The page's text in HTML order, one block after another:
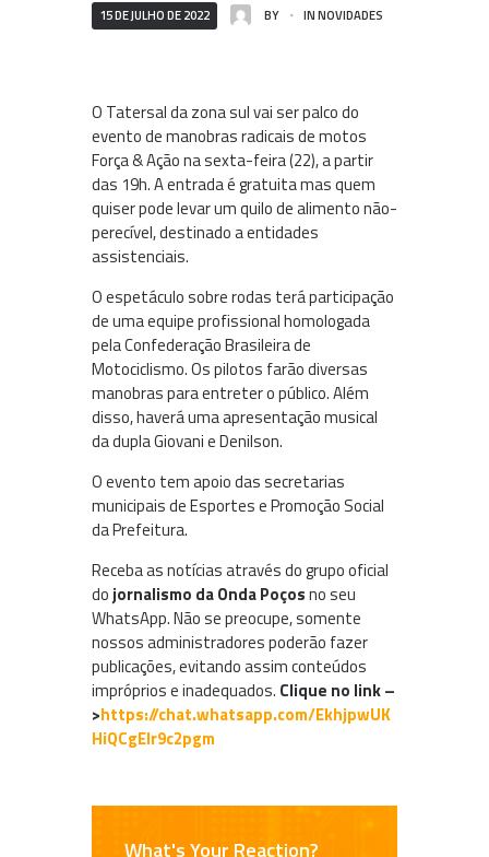
15 DE JULHO DE 2022 BY INNOVIDADES
O Tatersal da zona sul vai ser palco do
evento de manobras radicais de motos
Força & Ação na sexta-feira (22), a partir
das 19h. A entrada é gratuita mas quem
quiser pode levar um quilo de alimento não-
perecível, destinado a entidades
assistenciais.
O espetáculo sobre rodas terá participação
de uma equipe profissional homologada
pela Confederação Brasileira de
Motociclismo. Os pilotos farão diversas
manobras para entreter o público. Além
disso, haverá uma apresentação musical
da dupla Giovani e Denilson.
O evento tem apoio das secretarias
municipais de Esportes e Promoção Social
da Prefeitura.
Receba as notícias através do grupo oficial
dojornalismo da Onda Poçosno seu
WhatsApp. Não se preocupe, somente
nossos administradores poderão fazer
publicações, evitando assim conteúdos
impróprios e inadequados. Clique no link –
>https://chat.whatsapp.com/EkhjpwUK
HiQCgEIr9c2pgm
What's Your Reaction?